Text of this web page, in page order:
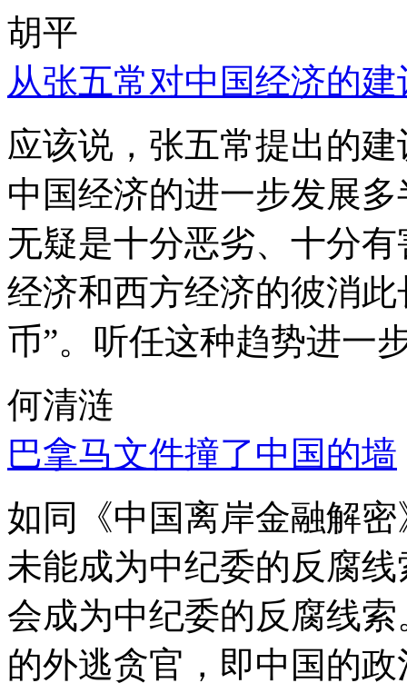
胡平
从张五常对中国经济的
应该说，张五常提出的
中国经济的进一步发展
无疑是十分恶劣、十分
经济和西方经济的彼消
币”。听任这种趋势进一
何清涟
巴拿马文件撞了中国的墙
如同《中国离岸金融解
未能成为中纪委的反腐
会成为中纪委的反腐线
的外逃贪官，即中国的